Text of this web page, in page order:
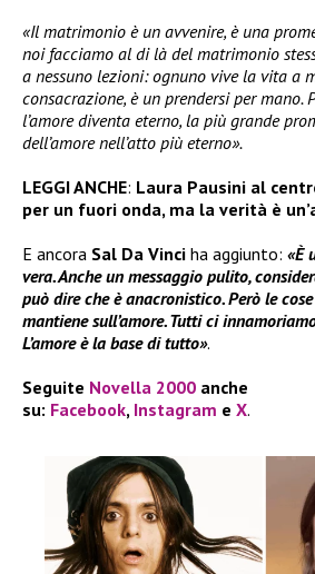
«Il matrimonio è un avvenire, è una
noi facciamo al di là del matrimonio
a nessuno lezioni: ognuno vive la vita a
consacrazione, è un prendersi per
l’amore diventa eterno, la più grande
dell’amore nell’atto più eterno».
LEGGI ANCHE: Laura Pausini al
per un fuori onda, ma la verità è
E ancora Sal Da Vinci ha aggiunto: «È
vera. Anche un messaggio pulito,
può dire che è anacronistico. Però le
mantiene sull’amore. Tutti ci
L’amore è la base di tutto».
Seguite Novella 2000 anche
su: Facebook, Instagram e X.